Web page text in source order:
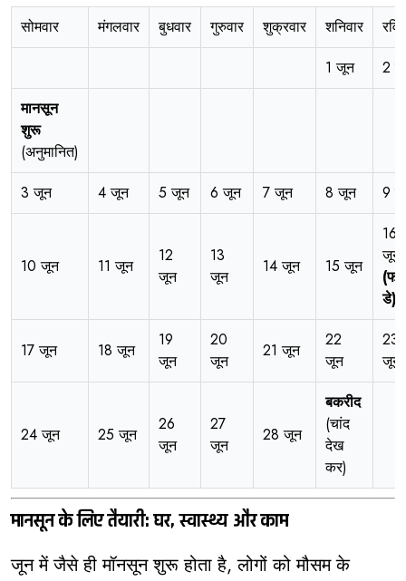
सोमवार मंगलवार बुधवार गुरुवार शुक्रवार शनिवार
1 जून
2
मानसून
शुरू
(अनुमानित)
3 जून
4 जून 5 जून 6 जून 7 जून 8 जून 9
10 जून 11 जून
12
जून
13
जून
14 जून 15 जून
16
जून
डे)
17 जून 18 जून
19
जून
20
जून
21 जून
22
जून
23
जून
24 जून 25 जून
26
जून
27
जून
28 जून
बकरीद
(चांद
देख
कर)
मानसून के लिए तैयारी: घर, स्वास्थ्य और काम
जून में जैसे ही मॉनसून शुरू होता है, लोगों को मौसम के